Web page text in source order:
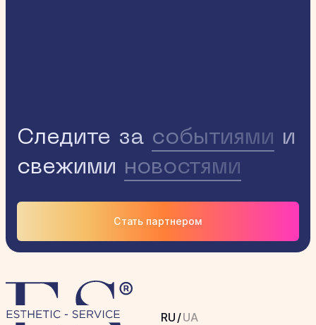
Следите за событиями и
свежими новостями
Стать партнером
RU /UA